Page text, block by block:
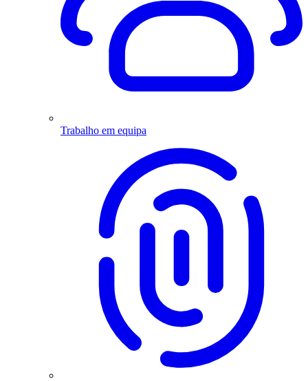
Trabalho em equipa